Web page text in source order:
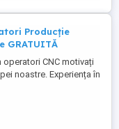
Producție
GRATUITĂ
operatori CNC motivați
noastre. Experiența în
un avantaj. Oferim:
în apartamente complet
atractiv; Transport